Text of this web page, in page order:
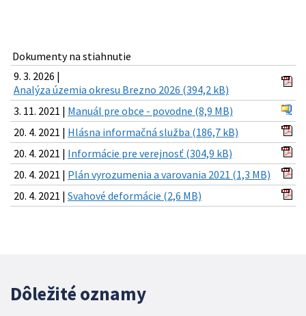
Dokumenty na stiahnutie
9. 3. 2026 |
Analýza územia okresu Brezno 2026 (394,2 kB)
3. 11. 2021 | Manuál pre obce - povodne (8,9 MB)
20. 4. 2021 | Hlásna informačná služba (186,7 kB)
20. 4. 2021 | Informácie pre verejnosť (304,9 kB)
20. 4. 2021 | Plán vyrozumenia a varovania 2021 (1,3 MB)
20. 4. 2021 | Svahové deformácie (2,6 MB)
Dôležité oznamy